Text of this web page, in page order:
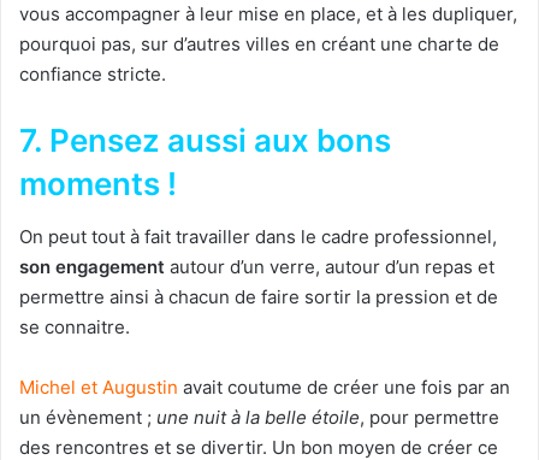
vous accompagner à leur mise en place, et à les dupliquer,
pourquoi pas, sur d’autres villes en créant une charte de
confiance stricte.
7. Pensez aussi aux bons
moments !
On peut tout à fait travailler dans le cadre professionnel,
son engagement autour d’un verre, autour d’un repas et
permettre ainsi à chacun de faire sortir la pression et de
se connaitre.
Michel et Augustin avait coutume de créer une fois par an
un évènement ; une nuit à la belle étoile, pour permettre
des rencontres et se divertir. Un bon moyen de créer ce